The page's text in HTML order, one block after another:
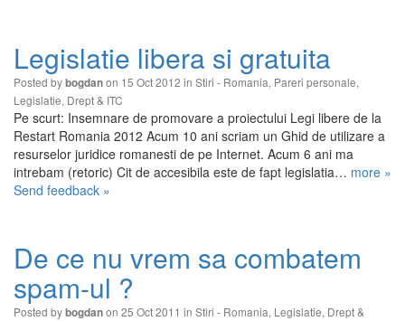
Legislatie libera si gratuita
Posted bybogdanon 15 Oct 2012 in Stiri - Romania, Pareri personale,
Legislatie, Drept & ITC
Pe scurt: Insemnare de promovare a proiectului Legi libere de la
Restart Romania 2012 Acum 10 ani scriam un Ghid de utilizare a
resurselor juridice romanesti de pe Internet. Acum 6 ani ma
intrebam (retoric) Cit de accesibila este de fapt legislatia… more »
Send feedback »
De ce nu vrem sa combatem
spam-ul ?
Posted bybogdanon 25 Oct 2011 in Stiri - Romania, Legislatie, Drept &